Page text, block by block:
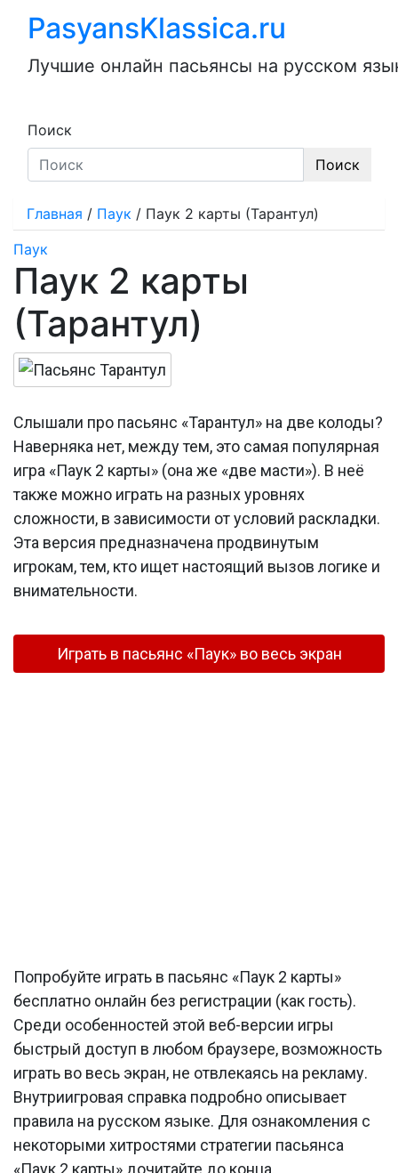
PasyansKlassica.ru
Лучшие онлайн пасьянсы на русском
Поиск
Поиск
Главная / Паук / Паук 2 карты (Тарантул)
Паук
Паук 2 карты
(Тарантул)
Слышали про пасьянс «Тарантул» на две колоды?
Наверняка нет, между тем, это самая популярная
игра «Паук 2 карты» (она же «две масти»). В неё
также можно играть на разных уровнях
сложности, в зависимости от условий раскладки.
Эта версия предназначена продвинутым
игрокам, тем, кто ищет настоящий вызов логике и
внимательности.
Играть в пасьянс «Паук» во весь экран
Попробуйте играть в пасьянс «Паук 2 карты»
бесплатно онлайн без регистрации (как гость).
Среди особенностей этой веб-версии игры
быстрый доступ в любом браузере, возможность
играть во весь экран, не отвлекаясь на рекламу.
Внутриигровая справка подробно описывает
правила на русском языке. Для ознакомления с
некоторыми хитростями стратегии пасьянса
«Паук 2 карты» дочитайте до конца.